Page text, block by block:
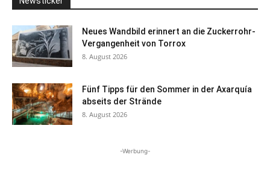
Neues Wandbild erinnert an die Zuckerrohr-
Vergangenheit von Torrox
8. August 2026
Fünf Tipps für den Sommer in der Axarquía
abseits der Strände
8. August 2026
-Werbung-